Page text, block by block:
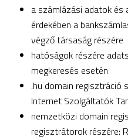
a számlázási adatok
érdekében a
végző társaság részére
hatóságok részére
megkeresés esetén
.hu domain regisztráció
Internet Szolgáltatók
nemzetközi domain
regisztrátorok részére: